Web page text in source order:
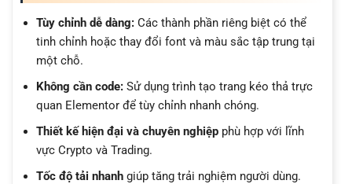
Tùy chỉnh dễ dàng:Các thành phần riêng biệt có thể
tinh chỉnh hoặc thay đổi font và màu sắc tập trung tại
một chỗ.
Không cần code:Sử dụng trình tạo trang kéo thả trực
quan Elementor để tùy chỉnh nhanh chóng.
Thiết kế hiện đại và chuyên nghiệpphù hợp với lĩnh
vực Crypto và Trading.
Tốc độ tải nhanhgiúp tăng trải nghiệm người dùng.